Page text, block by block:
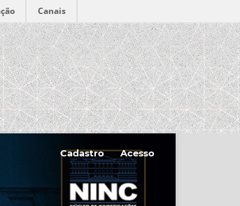
Canais
Cadastro Acesso